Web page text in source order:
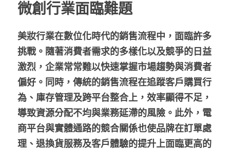
工作機會
股東專區
ESG永續經營
隱私權政策指南
聯絡正航
搜索
微創行業面臨難題
美妝行業在數位化時代的銷售流程中，面臨許多
挑戰。隨著消費者需求的多樣化以及競爭的日益
激烈，企業常常難以快速掌握市場趨勢與消費者
偏好。同時，傳統的銷售流程在追蹤客戶購買行
為、庫存管理及跨平台整合上，效率顯得不足，
導致資源分配不均與業務延滯的風險。此外，電
商平台與實體通路的競合關係也使品牌在訂單處
理、退換貨服務及客戶體驗的提升上面臨更高的